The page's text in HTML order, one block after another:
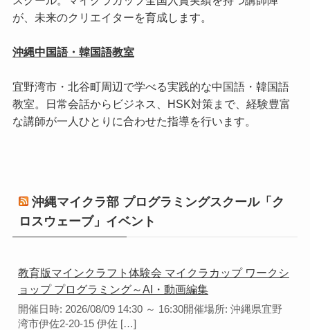
が、未来のクリエイターを育成します。
沖縄中国語・韓国語教室
宜野湾市・北谷町周辺で学べる実践的な中国語・韓国語
教室。日常会話からビジネス、HSK対策まで、経験豊富
な講師が一人ひとりに合わせた指導を行います。
沖縄マイクラ部 プログラミングスクール「ク
ロスウェーブ」イベント
教育版マインクラフト体験会 マイクラカップ ワークシ
ョップ プログラミング～AI・動画編集
開催日時: 2026/08/09 14:30 ～ 16:30開催場所: 沖縄県宜野
湾市伊佐2-20-15 伊佐 […]